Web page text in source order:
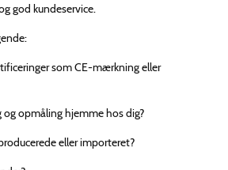
god kundeservice.
som CE-mærkning eller
opmåling hjemme hos dig?
eller importeret?